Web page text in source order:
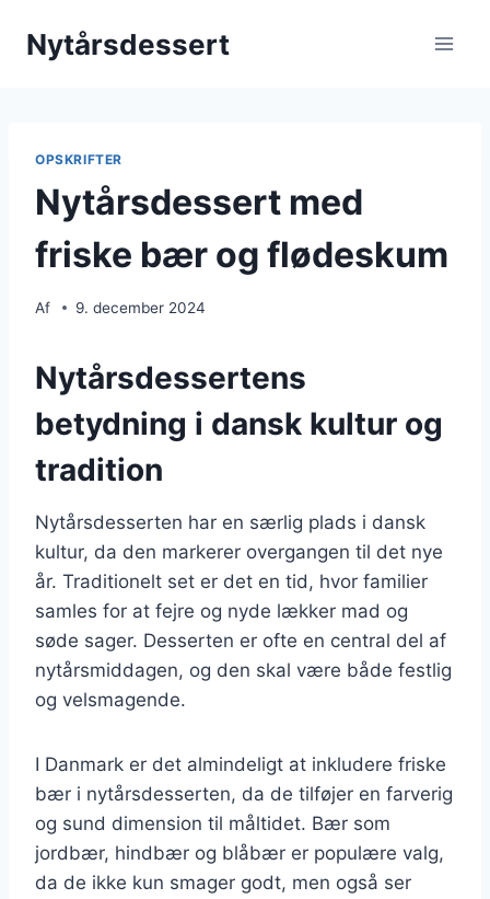
Nytårsdessert
OPSKRIFTER
Nytårsdessert med
friske bær og flødeskum
Af 9. december 2024
Nytårsdessertens
betydning i dansk kultur og
tradition
Nytårsdesserten har en særlig plads i dansk
kultur, da den markerer overgangen til det nye
år. Traditionelt set er det en tid, hvor familier
samles for at fejre og nyde lækker mad og
søde sager. Desserten er ofte en central del af
nytårsmiddagen, og den skal være både festlig
og velsmagende.
I Danmark er det almindeligt at inkludere friske
bær i nytårsdesserten, da de tilføjer en farverig
og sund dimension til måltidet. Bær som
jordbær, hindbær og blåbær er populære valg,
da de ikke kun smager godt, men også ser